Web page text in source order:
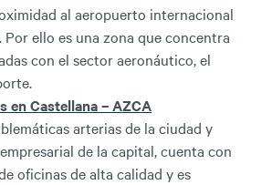
al aeropuerto internacional
Por ello es una zona que concentra
con el sector aeronáutico, el
en Castellana – AZCA
arterias de la ciudad y
de la capital, cuenta con
oficinas de alta calidad y es